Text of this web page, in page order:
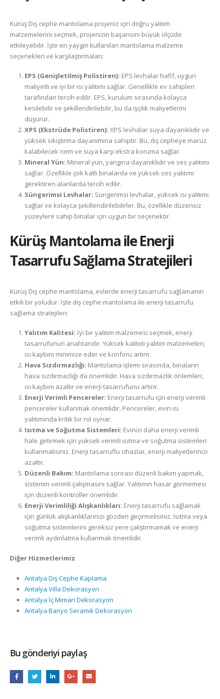
Kürüş Dış cephe mantolama projeniz için doğru yalıtım
malzemelerini seçmek, projenizin başarısını büyük ölçüde
etkileyebilir. İşte en yaygın kullanılan mantolama malzeme
seçenekleri ve karşılaştırmaları:
EPS (Genişletilmiş Polistiren): EPS levhalar hafif, uygun
maliyetli ve iyi bir ısı yalıtımı sağlar. Genellikle ev sahipleri
tarafından tercih edilir. EPS, kurulum sırasında kolayca
kesilebilir ve şekillendirilebilir, bu da işçilik maliyetlerini
düşürür.
XPS (Ekstrüde Polistiren): XPS levhalar suya dayanıklıdır ve
yüksek sıkıştırma dayanımına sahiptir. Bu, dış cepheye maruz
kalabilecek nem ve suya karşı ekstra koruma sağlar.
Mineral Yün: Mineral yün, yangına dayanıklıdır ve ses yalıtımı
sağlar. Özellikle çok katlı binalarda ve yüksek ses yalıtımı
gerektiren alanlarda tercih edilir.
Süngerimsi Levhalar: Süngerimsi levhalar, yüksek ısı yalıtımı
sağlar ve kolayca şekillendirilebilirler. Bu, özellikle düzensiz
yüzeylere sahip binalar için uygun bir seçenektir.
Kürüş Mantolama ile Enerji
Tasarrufu Sağlama Stratejileri
Kürüş Dış cephe mantolama, evlerde enerji tasarrufu sağlamanın
etkili bir yoludur. İşte dış cephe mantolama ile enerji tasarrufu
sağlama stratejileri:
Yalıtım Kalitesi: İyi bir yalıtım malzemesi seçmek, enerji
tasarrufunun anahtarıdır. Yüksek kaliteli yalıtım malzemeleri,
ısı kaybını minimize eder ve konforu artırır.
Hava Sızdırmazlığı: Mantolama işlemi sırasında, binaların
hava sızdırmazlığı da önemlidir. Hava sızdırmazlık önlemleri,
ısı kaybını azaltır ve enerji tasarrufunu artırır.
Enerji Verimli Pencereler: Enerji tasarrufu için enerji verimli
pencereler kullanmak önemlidir. Pencereler, evin ısı
yalıtımında kritik bir rol oynar.
Isıtma ve Soğutma Sistemleri: Evinizi daha enerji verimli
hale getirmek için yüksek verimli ısıtma ve soğutma sistemleri
kullanmalısınız. Enerji tasarruflu cihazlar, enerji maliyetlerinizi
azaltır.
Düzenli Bakım: Mantolama sonrası düzenli bakım yapmak,
sistemin verimli çalışmasını sağlar. Yalıtımın hasar görmemesi
için düzenli kontroller önemlidir.
Enerji Verimliliği Alışkanlıkları: Enerji tasarrufu sağlamak
için günlük alışkanlıklarınızı gözden geçirmelisiniz. Isıtma veya
soğutma sistemlerini gereksiz yere çalıştırmamak ve enerji
verimli aydınlatma kullanmak önemlidir.
Diğer Hizmetlerimiz
Antalya Dış Cephe Kaplama
Antalya Villa Dekorasyon
Antalya İç Mimari Dekorasyon
Antalya Banyo Seramik Dekorasyon
Bu gönderiyi paylaş